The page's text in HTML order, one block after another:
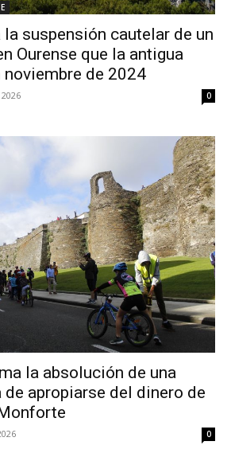
la suspensión cautelar de un
Ourense que la antigua
noviembre de 2024
0
la absolución de una
de apropiarse del dinero de
0